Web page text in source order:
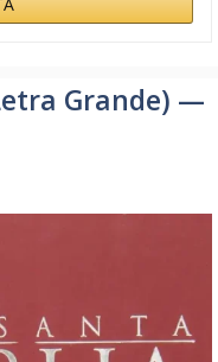
Grande) —